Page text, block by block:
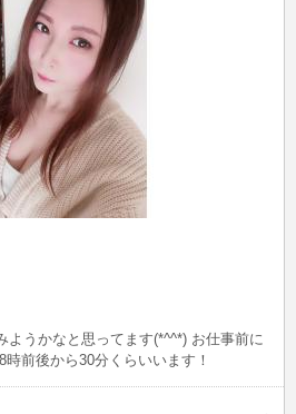
なと思ってます(*^^*) お仕事前に
しませんか？ 多分8時前後から30分くらいいます！